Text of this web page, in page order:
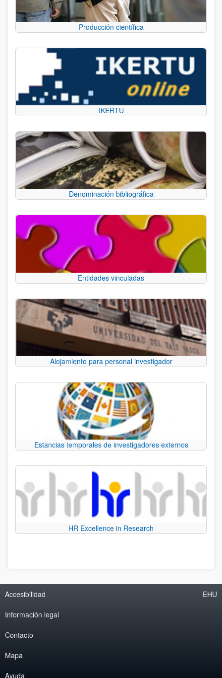
Producción científica
IKERTU
Denominación bibliográfica
Entidades vinculadas
Alojamiento para personal investigador
Estancias temporales de investigadores externos
HR Excellence in Research
Accesibilidad
Información legal
Contacto
Mapa
Ayuda
EHU